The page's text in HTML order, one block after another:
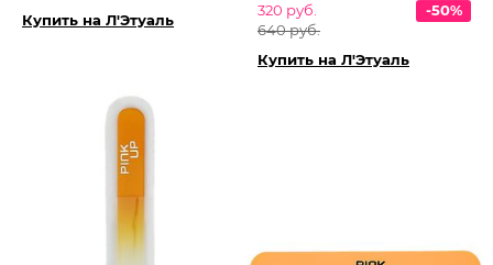
Купить на Л'Этуаль
320 руб.
640 руб.
-50%
Купить на Л'Этуаль